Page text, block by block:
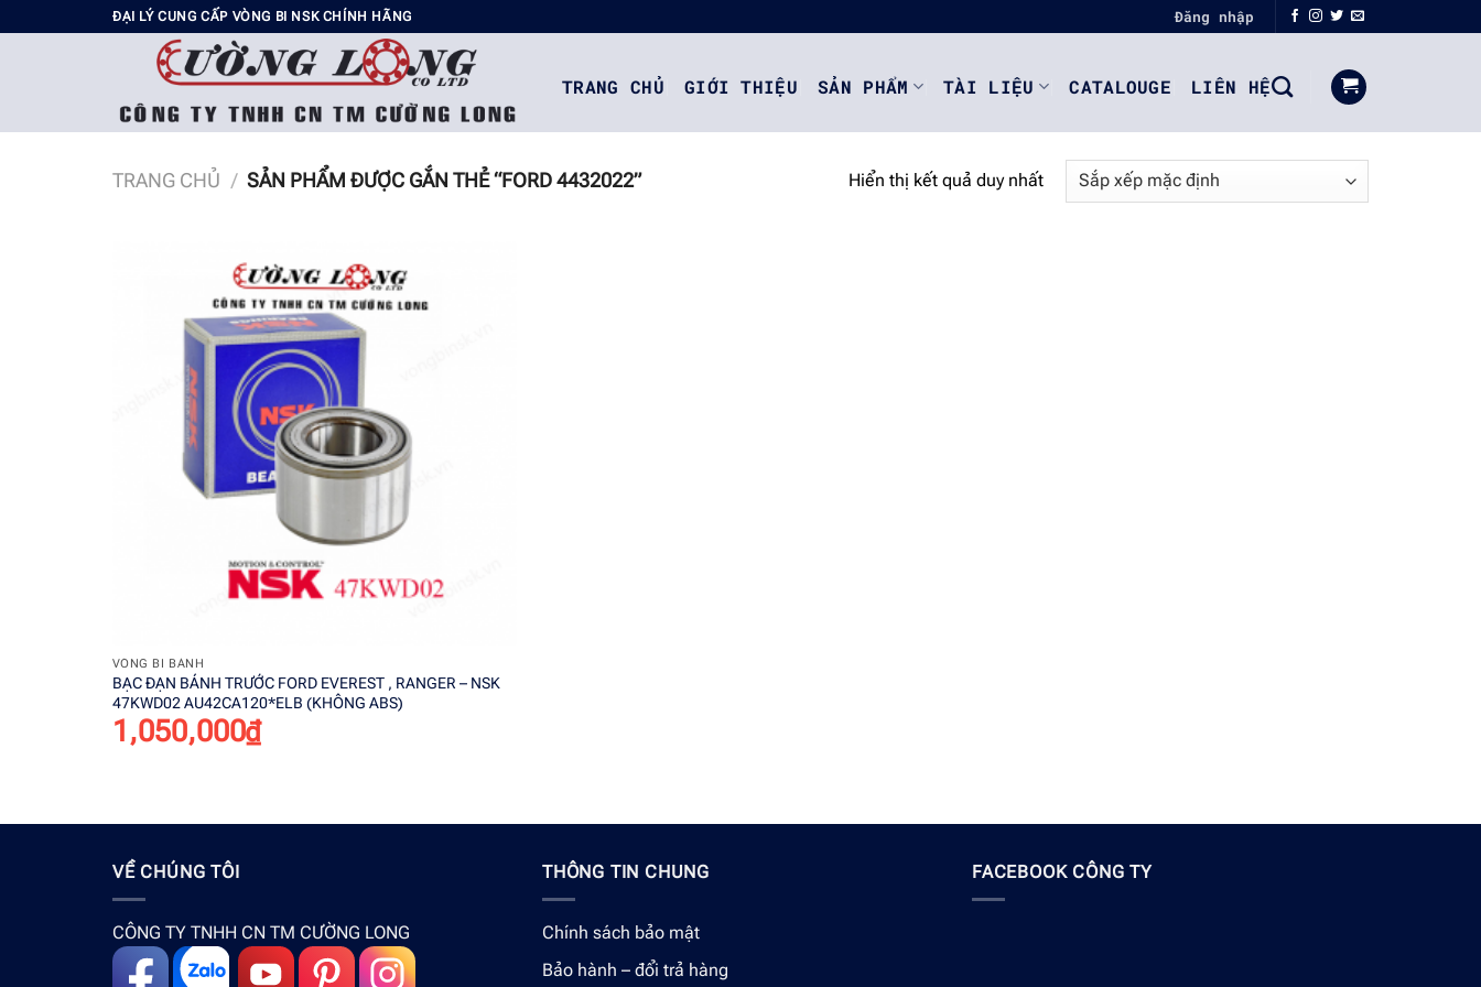
đến
ĐẠI LÝ CUNG CẤP VÒNG BI NSK CHÍNH HÃNG Đăng nhập
TRANG CHỦ GIỚI THIỆU SẢN PHẨM TÀI LIỆU CATALOUGE LIÊN HỆ
TRANG CHỦ / SẢN PHẨM ĐƯỢC GẮN THẺ “FORD 4432022” Hiển thị kết quả duy nhất
VÒNG BI BÁNH
BẠC ĐẠN BÁNH TRƯỚC FORD EVEREST , RANGER – NSK
47KWD02 AU42CA120*ELB (KHÔNG ABS)
1,050,000₫
VỀ CHÚNG TÔI
CÔNG TY TNHH CN TM CƯỜNG LONG
THÔNG TIN CHUNG
Chính sách bảo mật
Bảo hành – đổi trả hàng
FACEBOOK CÔNG TY